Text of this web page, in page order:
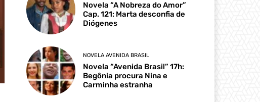
Novela “A Nobreza do Amor”
Cap. 121: Marta desconfia de
Diógenes
NOVELA AVENIDA BRASIL
Novela “Avenida Brasil” 17h:
Begônia procura Nina e
Carminha estranha